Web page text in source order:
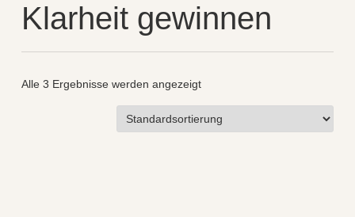
Klarheit gewinnen
Alle 3 Ergebnisse werden angezeigt